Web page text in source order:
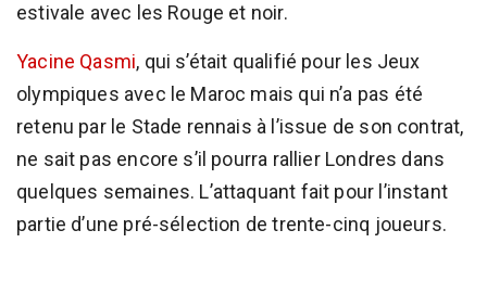
estivale avec les Rouge et noir.
Yacine Qasmi, qui s’était qualifié pour les Jeux
olympiques avec le Maroc mais qui n’a pas été
retenu par le Stade rennais à l’issue de son contrat,
ne sait pas encore s’il pourra rallier Londres dans
quelques semaines. L’attaquant fait pour l’instant
partie d’une pré-sélection de trente-cinq joueurs.